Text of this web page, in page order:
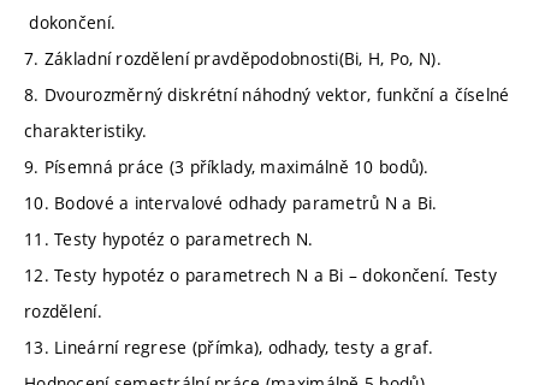
dokončení.
7. Základní rozdělení pravděpodobnosti(Bi, H, Po, N).
8. Dvourozměrný diskrétní náhodný vektor, funkční a číselné
charakteristiky.
9. Písemná práce (3 příklady, maximálně 10 bodů).
10. Bodové a intervalové odhady parametrů N a Bi.
11. Testy hypotéz o parametrech N.
12. Testy hypotéz o parametrech N a Bi – dokončení. Testy
rozdělení.
13. Lineární regrese (přímka), odhady, testy a graf.